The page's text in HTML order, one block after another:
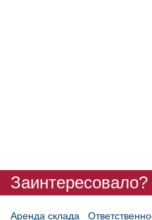
Аренда склада